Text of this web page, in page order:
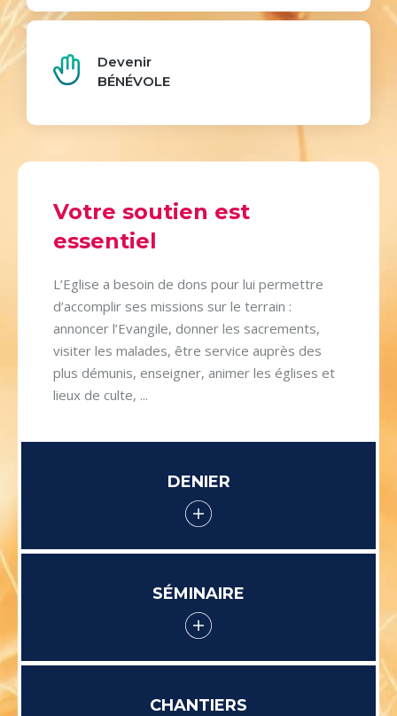
Devenir
BÉNÉVOLE
Votre soutien est
essentiel
L’Eglise a besoin de dons pour lui permettre
d’accomplir ses missions sur le terrain :
annoncer l’Evangile, donner les sacrements,
visiter les malades, être service auprès des
plus démunis, enseigner, animer les églises et
lieux de culte, ...
DENIER
SÉMINAIRE
CHANTIERS